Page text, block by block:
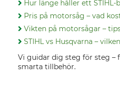
Hur länge håller ett STIHL-
Pris på motorsåg – vad
Vikten på motorsågar –
STIHL vs Husqvarna –
Vi guidar dig steg för steg –
smarta tillbehör.